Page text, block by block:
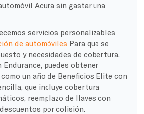
Acura sin gastar una
servicios personalizables
de automóviles Para que se
y necesidades de cobertura.
Endurance, puedes obtener
un año de Beneficios Elite con
que incluye cobertura
reemplazo de llaves con
por colisión.